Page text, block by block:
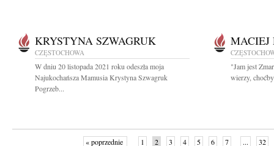
KRYSTYNA SZWAGRUK
CZĘSTOCHOWA
W dniu 20 listopada 2021 roku odeszła moja
Najukochańsza Mamusia Krystyna Szwagruk
Pogrzeb...
MACIEJ
"Jam jest
wierzy,
« poprzednie 1 2 3 4 5 6 7 ... 32